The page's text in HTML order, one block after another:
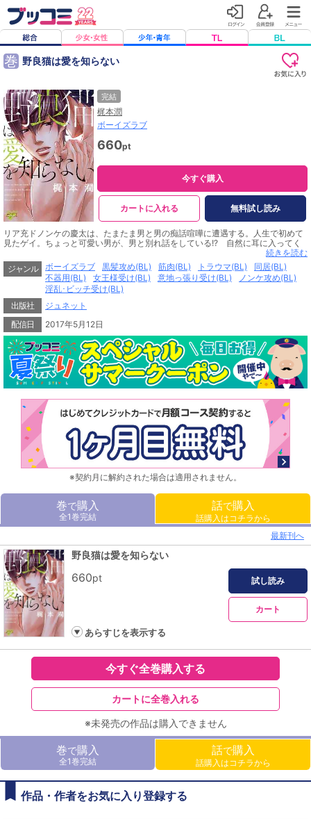
巻 野良猫は愛を知らない
完結
梶本潤
ボーイズラブ
660pt
今すぐ購入
カートに入れる 無料試し読み
リア充ドノンケの慶太は、たまたま男と男の痴話喧嘩に遭遇する。人生で初めて
見たゲイ。ちょっと可愛い男が、男と別れ話をしている!? 自然に耳に入ってく
る会話…そいつは口汚く罵って会話を打ち切ったが、言葉に反し深く傷ついた表
情に、慶太は何故か惹き込まれ…。イマドキドノンケ×ガチゲイエロネコの最高ラ
ブ！
続きを読む
ジャンル
ボーイズラブ 黒髪攻め(BL) 筋肉(BL) トラウマ(BL)
同居(BL)
不器用(BL)
女王様受け(BL) 意地っ張り受け(BL)
ノンケ攻め(BL)
淫乱･ビッチ受け(BL)
出版社
ジュネット
配信日
2017年5月12日
※契約月に解約された場合は適用されません。
巻で購入
全1巻完結
話で購入
話購入はコチラから
最新刊へ
野良猫は愛を知らない
660pt 試し読み
カート
あらすじを表示する
今すぐ全巻購入する
カートに全巻入れる
※未発売の作品は購入できません
巻で購入
全1巻完結
話で購入
話購入はコチラから
作品・作者をお気に入り登録する